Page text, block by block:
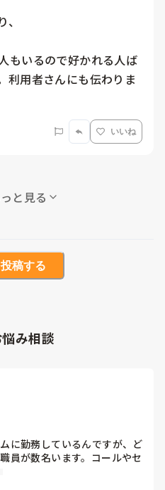
もいるので好かれる人ば
利用者さんにも伝わりま
いいね
と見る
稿する
み相談
に勤務しているんですが、ど
員が数名います。コールやセ
だろうと自分からは行きませ